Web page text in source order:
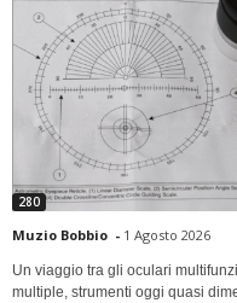
280
Muzio Bobbio - 1 Agosto 2026
Un viaggio tra gli oculari
multiple, strumenti oggi quasi